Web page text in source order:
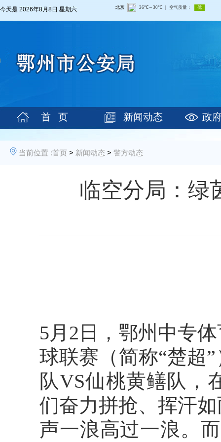
今天是 2026年8月8日 星期六
首 页 新闻动态 政
当前位置 :首页 > 新闻动态 > 警方动态
临空分局：绿
5月2日，鄂州中专
球联赛（简称“楚
队VS仙桃黄鳝队，
们奋力拼抢、挥汗
声一浪高过一浪。